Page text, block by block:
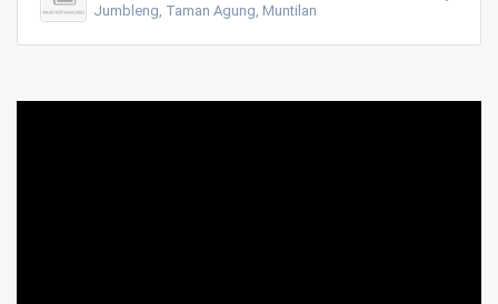
Jumbleng, Taman Agung, Muntilan